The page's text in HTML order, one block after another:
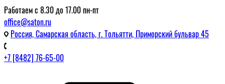
Работаем с 8.30 до 17.00 пн-пт
office@saton.ru
Россия, Самарская область, г. Тольятти, Приморский бульвар 45
+7 [8482] 76-65-00